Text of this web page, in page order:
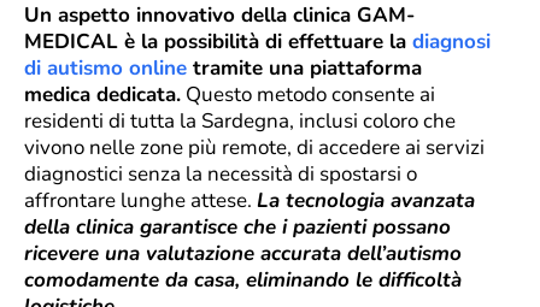
Un aspetto innovativo della clinica GAM-
MEDICAL è la possibilità di effettuare la diagnosi
di autismo online tramite una piattaforma
medica dedicata. Questo metodo consente ai
residenti di tutta la Sardegna, inclusi coloro che
vivono nelle zone più remote, di accedere ai servizi
diagnostici senza la necessità di spostarsi o
affrontare lunghe attese. La tecnologia avanzata
della clinica garantisce che i pazienti possano
ricevere una valutazione accurata dell’autismo
comodamente da casa, eliminando le difficoltà